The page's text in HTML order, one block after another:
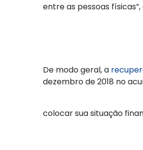
entre as pessoas
De modo geral, a
dezembro de 2018 no
colocar sua situação